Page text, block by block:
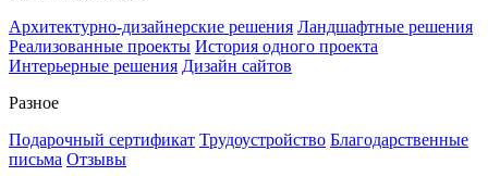
Архитектурно-дизайнерские решения Ландшафтные решения
Реализованные проекты История одного проекта
Интерьерные решения Дизайн сайтов
Разное
Подарочный сертификат Трудоустройство Благодарственные
письма Отзывы